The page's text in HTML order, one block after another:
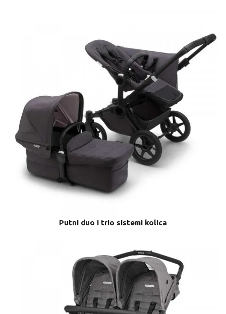
Putni duo i trio sistemi kolica